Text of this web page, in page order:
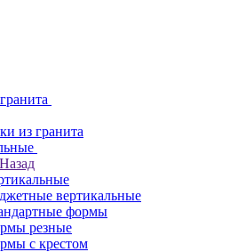
из гранита
Назад
вертикальные
формы
резные
с крестом